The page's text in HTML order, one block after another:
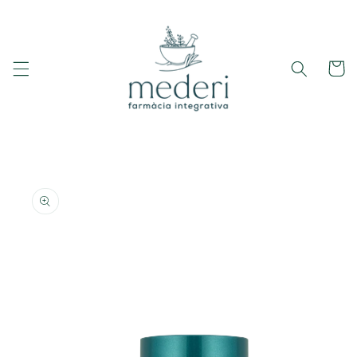
Carrito
a la
información